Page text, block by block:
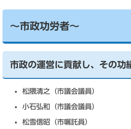
～市政功労者～
市政の運営に貢献し、その功
松隈清之（市議会議員）
小石弘和（市議会議員）
松雪信昭（市嘱託員）